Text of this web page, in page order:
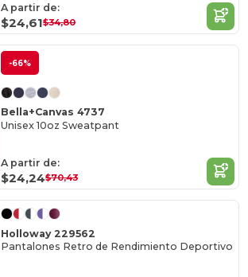
A partir de:
$24,61$34,80
-66%
Bella+Canvas 4737
Unisex 10oz Sweatpant
A partir de:
$24,24$70,43
Holloway 229562
Pantalones Retro de Rendimiento Deportivo